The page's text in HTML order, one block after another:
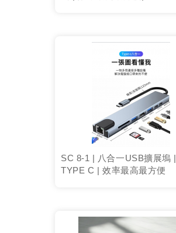
SC 8-1 | 八合一USB擴展塢 |
TYPE C | 效率最高最方便